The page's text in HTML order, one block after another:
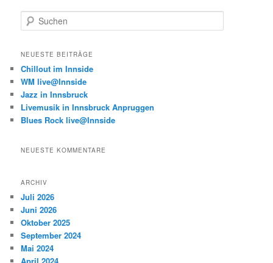
u
h
n
NEUESTE BEITRÄGE
Chillout im Innside
WM live@Innside
Jazz in Innsbruck
Livemusik in Innsbruck Anpruggen
Blues Rock live@Innside
NEUESTE KOMMENTARE
ARCHIV
Juli 2026
Juni 2026
Oktober 2025
September 2024
Mai 2024